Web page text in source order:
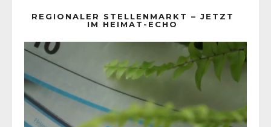
REGIONALER STELLENMARKT – JETZT
IM HEIMAT-ECHO
Player